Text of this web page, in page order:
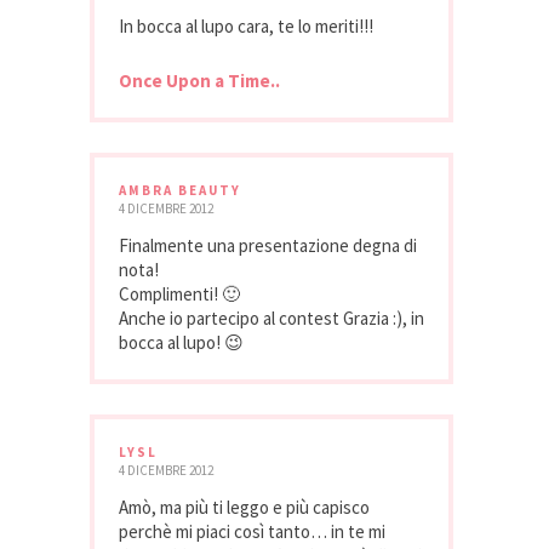
In bocca al lupo cara, te lo meriti!!!
Once Upon a Time..
AMBRA BEAUTY
4 DICEMBRE 2012
Finalmente una presentazione degna di
nota!
Complimenti! 🙂
Anche io partecipo al contest Grazia :), in
bocca al lupo! 😉
LYSL
4 DICEMBRE 2012
Amò, ma più ti leggo e più capisco
perchè mi piaci così tanto… in te mi